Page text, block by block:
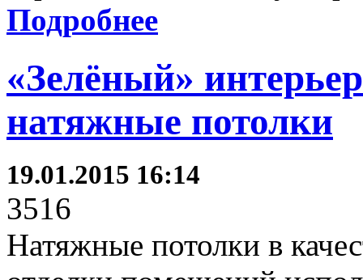
Подробнее
«Зелёный»
натяжные потолки
19.01.2015 16:14
3516
Натяжные потолки в